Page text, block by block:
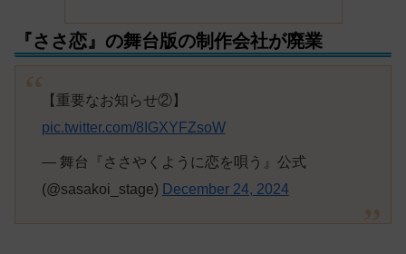
『ささ恋』の舞台版の制作会社が廃業
【重要なお知らせ②】
pic.twitter.com/8IGXYFZsoW
— 舞台『ささやくように恋を唄う』公式
(@sasakoi_stage) December 24, 2024